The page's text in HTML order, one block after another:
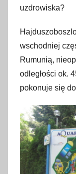
n
0
1
uzdrowiska?
wschodniej
Rumunią,
odległości ok.
pokonuje się